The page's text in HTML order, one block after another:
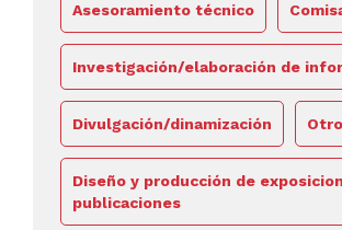
Asesoramiento técnico
Investigación/elaboración de
Divulgación/dinamización
Diseño y producción de
publicaciones